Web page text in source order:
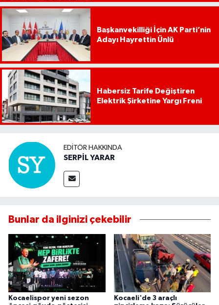
Başkanvekilliği İçin AK Parti’nin
Adayı Hayrettin Ünlü
Habersiz Tarife Değiştiren
Elektrik Şirketine Yargı Freni
EDITÖR HAKKINDA
SERPİL YARAR
Bunlar da ilginizi çekebilir
Kocaelispor yeni sezon
Kocaeli'de 3 araçlı